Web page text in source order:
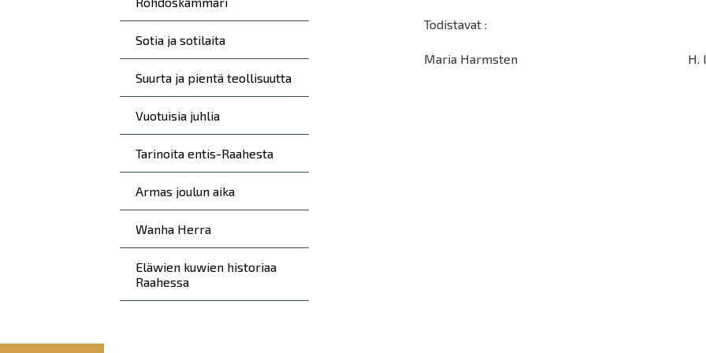
Sotia ja sotilaita
Suurta ja pientä teollisuutta
Vuotuisia juhlia
Tarinoita entis-Raahesta
Armas joulun aika
Wanha Herra
Eläwien kuwien historiaa
Raahessa
Todistavat :
Maria Harmsten H.